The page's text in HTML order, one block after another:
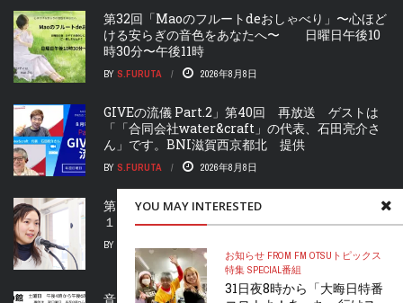
YOU MAY INTERESTED
お知らせ FROM FM OTSU トピックス
特集 SPECIAL番組
31日夜8時から「大晦日特番
第32回「Maoのフルートdeおしゃべり」〜心ほど
ける安らぎの音色をあなたへ〜 日曜日午後10
時30分〜午後11時
BY S.FURUTA 2026年8月8日
GIVEの流儀 Part.2」第40回 再放送 ゲストは
「「合同会社water&craft」の代表、石田亮介さ
ん」です。BNI滋賀西京都北 提供
BY S.FURUTA 2026年8月8日
第33回再放送「れいことピアノタイム」金曜午後
１時、日曜午後1時から放送
BY
音楽の館 BILLY’S CAFE」 土曜午後4時からお